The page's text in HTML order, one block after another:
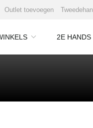
Outlet toevoegen
2E HANDS